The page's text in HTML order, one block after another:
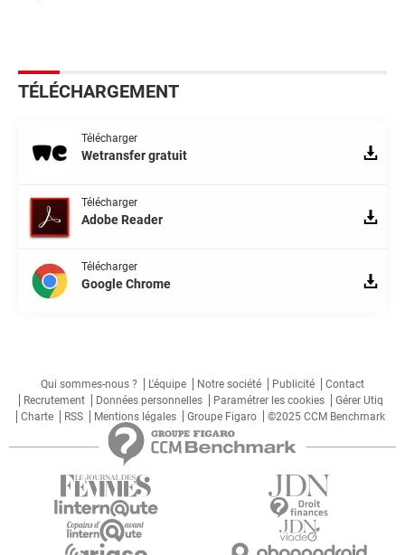
TÉLÉCHARGEMENT
Télécharger
Wetransfer gratuit
Télécharger
Adobe Reader
Télécharger
Google Chrome
Qui sommes-nous ? L'équipe Notre société Publicité
Contact
Recrutement
Données personnelles Paramétrer les cookies
Gérer Utiq
Charte
RSS Mentions légales Groupe Figaro ©2025 CCM Benchmark